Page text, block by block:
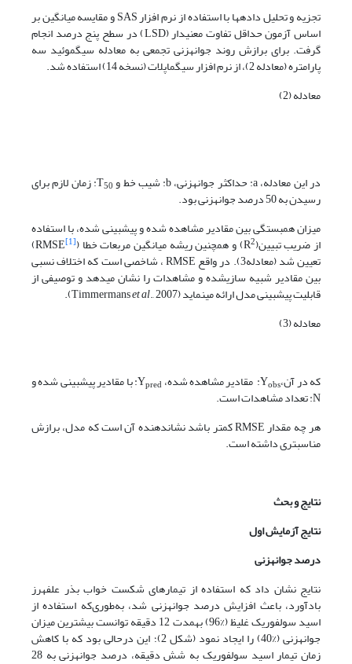
تجزیه و تحلیل داده­ها با استفاده از نرم افزار SAS و مقایسه میانگین بر
اساس آزمون حداقل تفاوت معنی­دار (LSD) در سطح پنج درصد انجام
گرفت. برای برازش روند جوانه­زنی تجمعی به معادله سیگموئید سه
پارامتره (معادله 2)، از نرم افزار سیگماپلات (نسخه 14) استفاده شد.
معادله (2)
در این معادله، a: حداکثر جوانه­زنی، b: شیب خط و T 50 : زمان لازم برای
رسیدن به 50 درصد ­جوانه­زنی بود.
میزان همبستگی بین مقادیر مشاهده شده و پیش­بینی شده، با استفاده
از ضریب تبیین(R2 ) و همچنین ریشه میانگین مربعات خطا (RMSE[1]
)
تعیین شد (معادله3). در واقع RMSE ، شاخصی است که اختلاف نسبی
بین مقادیر شبیه سازی­شده و مشاهدات را نشان می­دهد و توصیفی از
قابلیت پیش­بینی مدل ارائه می­نماید (Timmermans et al., 2007).
معادله (3)
که در آن،Yobs : مقادیر مشاهده شده، Y pred : با مقادیر پیش­بینی شده و
N: تعداد مشاهدات است.
هر چه مقدار RMSE کمتر باشد نشان­دهنده آن است که مدل، برازش
مناسب­تری داشته است.
نتایج و بحث
نتایج آزمایش اول
درصد جوانه­زنی
نتایج نشان داد که استفاده از تیمارهای شکست خواب بذر علف­هرز
بادآورد، باعث افزایش درصد جوانه­زنی شد، به‌طوری‌که استفاده از
اسید سولفوریک غلیظ (%96) به­مدت 12 دقیقه توانست بیشترین میزان
جوانه­زنی (%40) را ایجاد نمود (شکل 2)؛ این درحالی بود که با کاهش
زمان تیمار اسید سولفوریک به شش دقیقه، درصد جوانه­زنی به 28